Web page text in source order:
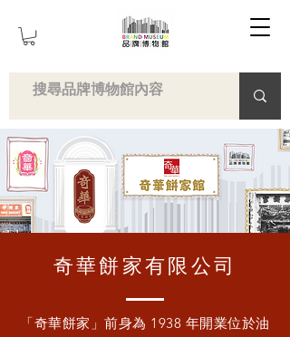
奇華餅家有限公司
「奇華餅家」前身為 1938 年開業位於油